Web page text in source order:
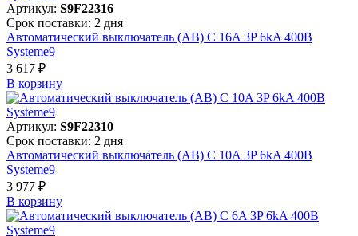
Артикул: S9F22316
Срок поставки: 2 дня
Автоматический выключатель (АВ) C 16A 3P 6kA 400В
Systeme9
3 617 ₽
В корзинy
Артикул: S9F22310
Срок поставки: 2 дня
Автоматический выключатель (АВ) C 10A 3P 6kA 400В
Systeme9
3 977 ₽
В корзинy